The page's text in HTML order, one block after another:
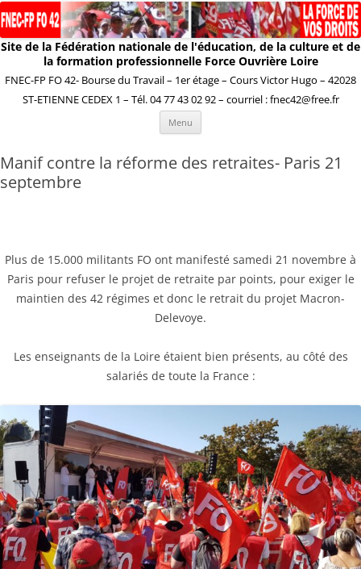
Site de la Fédération nationale de l'éducation, de la culture et de
la formation professionnelle Force Ouvrière Loire
FNEC-FP FO 42- Bourse du Travail – 1er étage – Cours Victor Hugo – 42028
ST-ETIENNE CEDEX 1 – Tél. 04 77 43 02 92 – courriel : fnec42@free.fr
Menu
Manif contre la réforme des retraites- Paris 21
septembre
Plus de 15.000 militants FO ont manifesté samedi 21 novembre à
Paris pour refuser le projet de retraite par points, pour exiger le
maintien des 42 régimes et donc le retrait du projet Macron-
Delevoye.
Les enseignants de la Loire étaient bien présents, au côté des
salariés de toute la France :